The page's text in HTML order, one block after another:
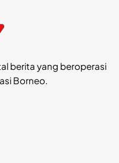
berita yang beroperasi
Borneo.